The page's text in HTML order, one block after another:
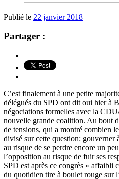
Publié le 22 janvier 2018
Partager :
C’est finalement à une petite
délégués du SPD ont dit oui hier à
négociations formelles avec la
nouvelle grande coalition. Au bout
de tensions, qui a montré combien
divisé sur cette question:
au risque de se perdre encore un
l’opposition au risque de fuir ses
SPD est après ce congrès « affaibli
du quotidien tire à boulet rouge sur